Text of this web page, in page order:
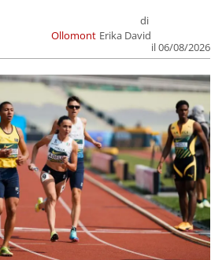
Ollomont
di
Erika David
il 06/08/2026